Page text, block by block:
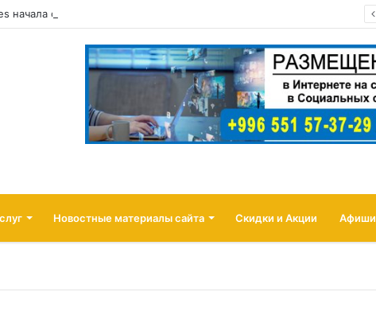
начала страховать товары продавцов от атак беспилотников
Новостные материалы сайта Скидки и Акции Афиши